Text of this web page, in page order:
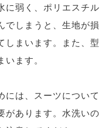
に弱く、ポリエスチル
でしまうと、生地が損
しまいます。また、型
ます。
には、スーツについて
があります。水洗いの